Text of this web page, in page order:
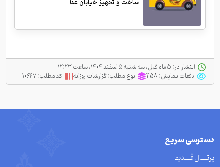
انتشار در:
دفعات نمایش:258 نوع مطلب:گزارشات روزانه کد مطلب:۱۰۶۴۷
دسترسی سریع
پرتــــال قــــدیم